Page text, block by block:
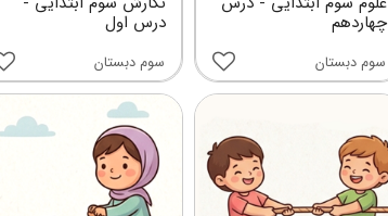
درس اول
سوم دبستان
چهاردهم
سوم دبستان